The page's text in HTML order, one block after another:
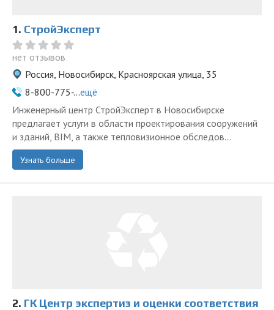
1. СтройЭксперт
нет отзывов
Россия, Новосибирск, Красноярская улица, 35
8-800-775-...ещё
Инженерный центр СтройЭксперт в Новосибирске
предлагает услуги в области проектирования сооружений
и зданий, BIM, а также тепловизионное обследов...
Узнать больше
2. ГК Центр экспертиз и оценки соответствия